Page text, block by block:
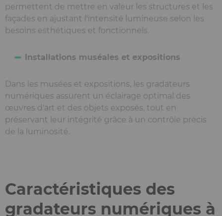
permettent de mettre en valeur les structures et les
façades en ajustant l'intensité lumineuse selon les
besoins esthétiques et fonctionnels.
Installations muséales et expositions
Dans les musées et expositions, les gradateurs
numériques assurent un éclairage optimal des
œuvres d'art et des objets exposés, tout en
préservant leur intégrité grâce à un contrôle précis
de la luminosité.
Caractéristiques des
gradateurs numériques à